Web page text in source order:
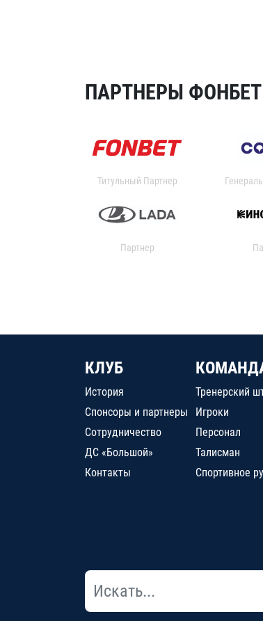
ПАРТНЕРЫ
Титульный Партнер
Партнер
КЛУБ
История
Спонсоры и партнеры
Сотрудничество
ДС «Большой»
Контакты
Тренерский
Игроки
Персонал
Талисман
Спортивное